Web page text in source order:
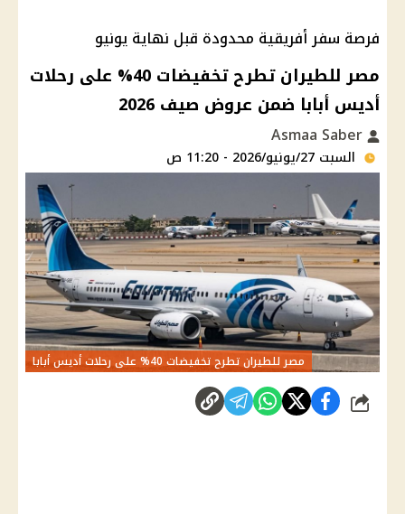
فرصة سفر أفريقية محدودة قبل نهاية يونيو
مصر للطيران تطرح تخفيضات 40% على رحلات
أديس أبابا ضمن عروض صيف 2026
السبت 27/يونيو/2026 - 11:20 ص
مصر للطيران تطرح تخفيضات 40% على رحلات أديس أبابا
شارك